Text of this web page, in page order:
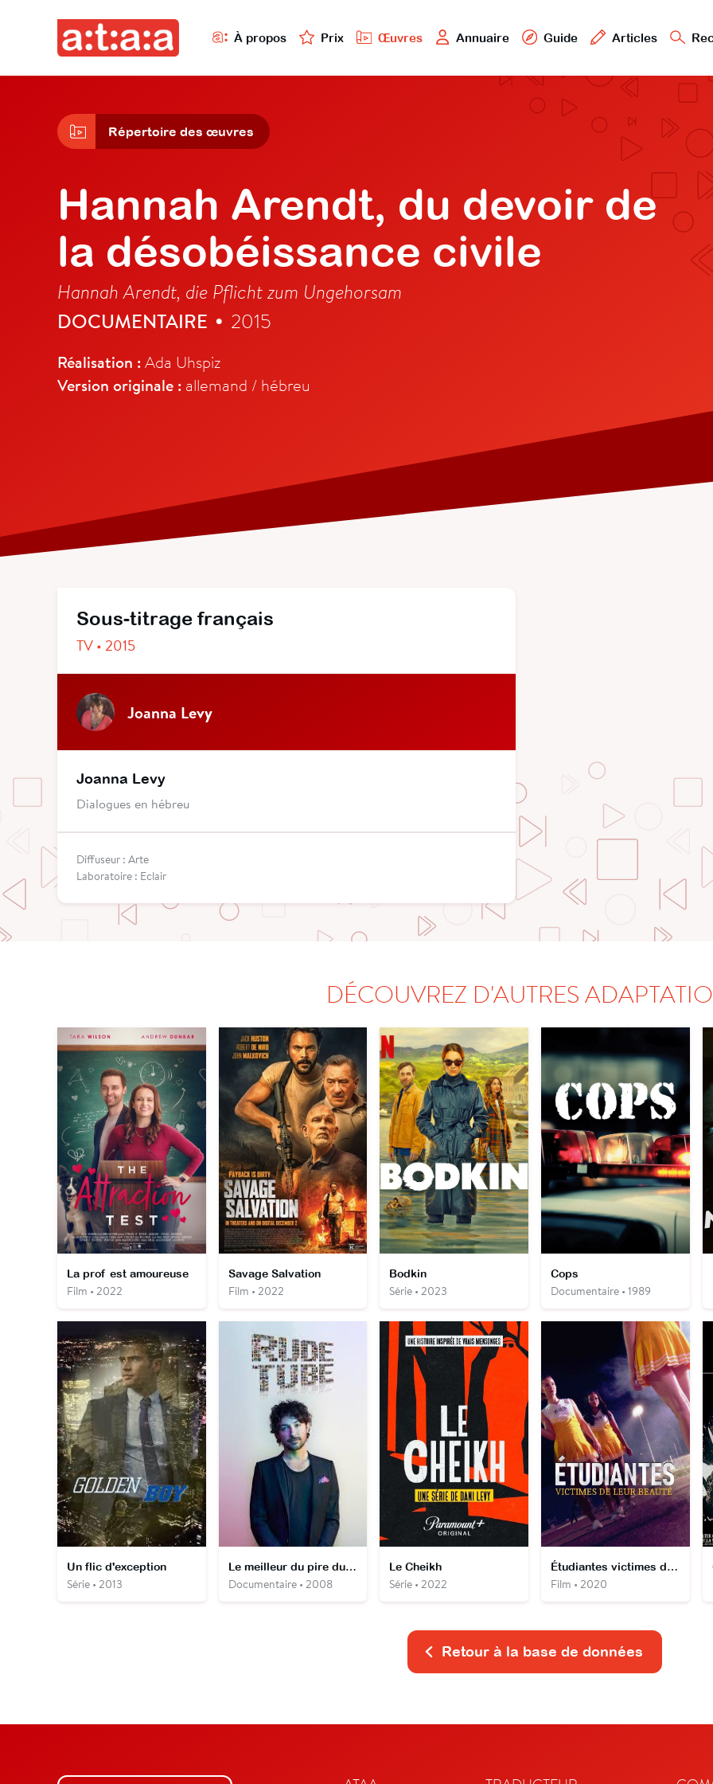
À propos Prix Œuvres Annuaire Guide Articles
Répertoire des œuvres
Hannah Arendt, du devoir de
la désobéissance civile
Hannah Arendt, die Pflicht zum Ungehorsam
DOCUMENTAIRE • 2015
Réalisation :Ada Uhspiz
Version originale : allemand / hébreu
Sous-titrage français
TV • 2015
Joanna Levy
Joanna Levy
Dialogues en hébreu
Diffuseur : Arte
Laboratoire : Eclair
DÉCOUVREZ D'AUTRES
La prof est amoureuse
Film • 2022
Savage Salvation
Film • 2022
Bodkin
Série • 2023
Cops
Documentaire • 1989
Un flic d'exception
Série • 2013
Le meilleur du pire du net
Documentaire • 2008
Le Cheikh
Série • 2022
Étudiantes victimes de leur beauté
Film • 2020
Retour à la base de données